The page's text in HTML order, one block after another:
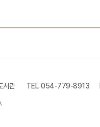
서관 TEL. 054-779-8913